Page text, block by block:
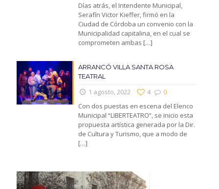
Días atrás, el Intendente Municipal,
Serafín Victor Kieffer, firmó en la
Ciudad de Córdoba un convenio con la
Municipalidad capitalina, en el cual se
comprometen ambas […]
ARRANCÓ VILLA SANTA ROSA
TEATRAL
1 agosto, 2022 0
4
Con dos puestas en escena del Elenco
Municipal “LIBERTEATRO”, se inicio esta
propuesta artística generada por la Dir.
de Cultura y Turismo, que a modo de
[…]